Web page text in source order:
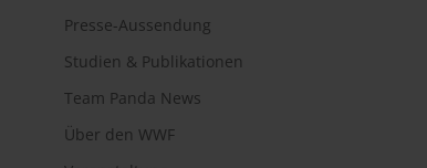
Presse-Aussendung
Studien & Publikationen
Team Panda News
Über den WWF